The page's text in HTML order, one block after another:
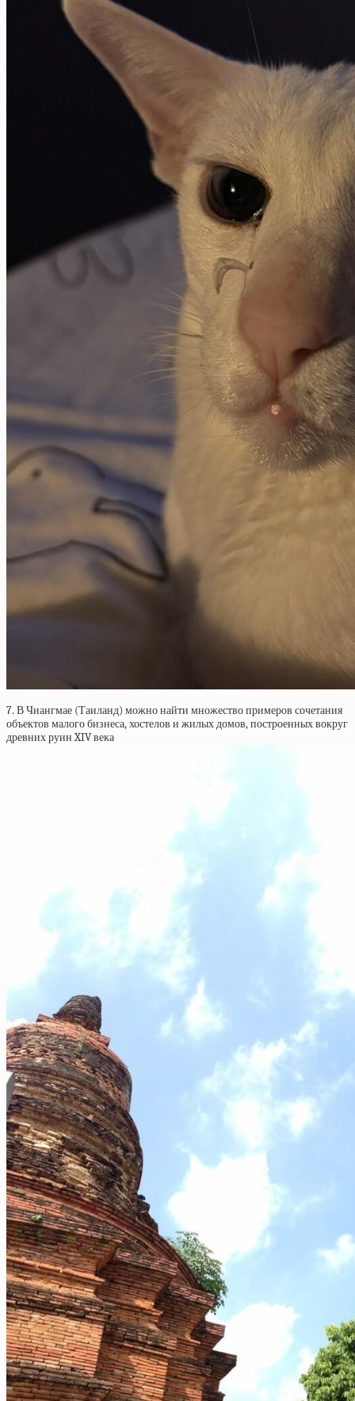
7. В Чиангмае (Таиланд) можно найти множество примеров сочетания
объектов малого бизнеса, хостелов и жилых домов, построенных вокруг
древних руин XIV века